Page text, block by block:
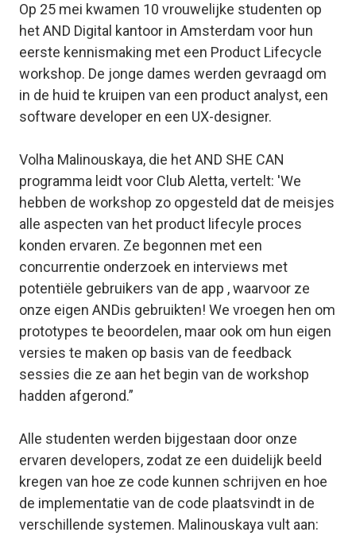
Op 25 mei kwamen 10 vrouwelijke studenten op
het AND Digital kantoor in Amsterdam voor hun
eerste kennismaking met een Product Lifecycle
workshop. De jonge dames werden gevraagd om
in de huid te kruipen van een product analyst, een
software developer en een UX-designer.
Volha Malinouskaya, die het AND SHE CAN
programma leidt voor Club Aletta, vertelt: 'We
hebben de workshop zo opgesteld dat de meisjes
alle aspecten van het product lifecyle proces
konden ervaren. Ze begonnen met een
concurrentie onderzoek en interviews met
potentiële gebruikers van de app , waarvoor ze
onze eigen ANDis gebruikten! We vroegen hen om
prototypes te beoordelen, maar ook om hun eigen
versies te maken op basis van de feedback
sessies die ze aan het begin van de workshop
hadden afgerond.”
Alle studenten werden bijgestaan ​​door onze
ervaren developers, zodat ze een duidelijk beeld
kregen van hoe ze code kunnen schrijven en hoe
de implementatie van de code plaatsvindt in de
verschillende systemen. Malinouskaya vult aan: